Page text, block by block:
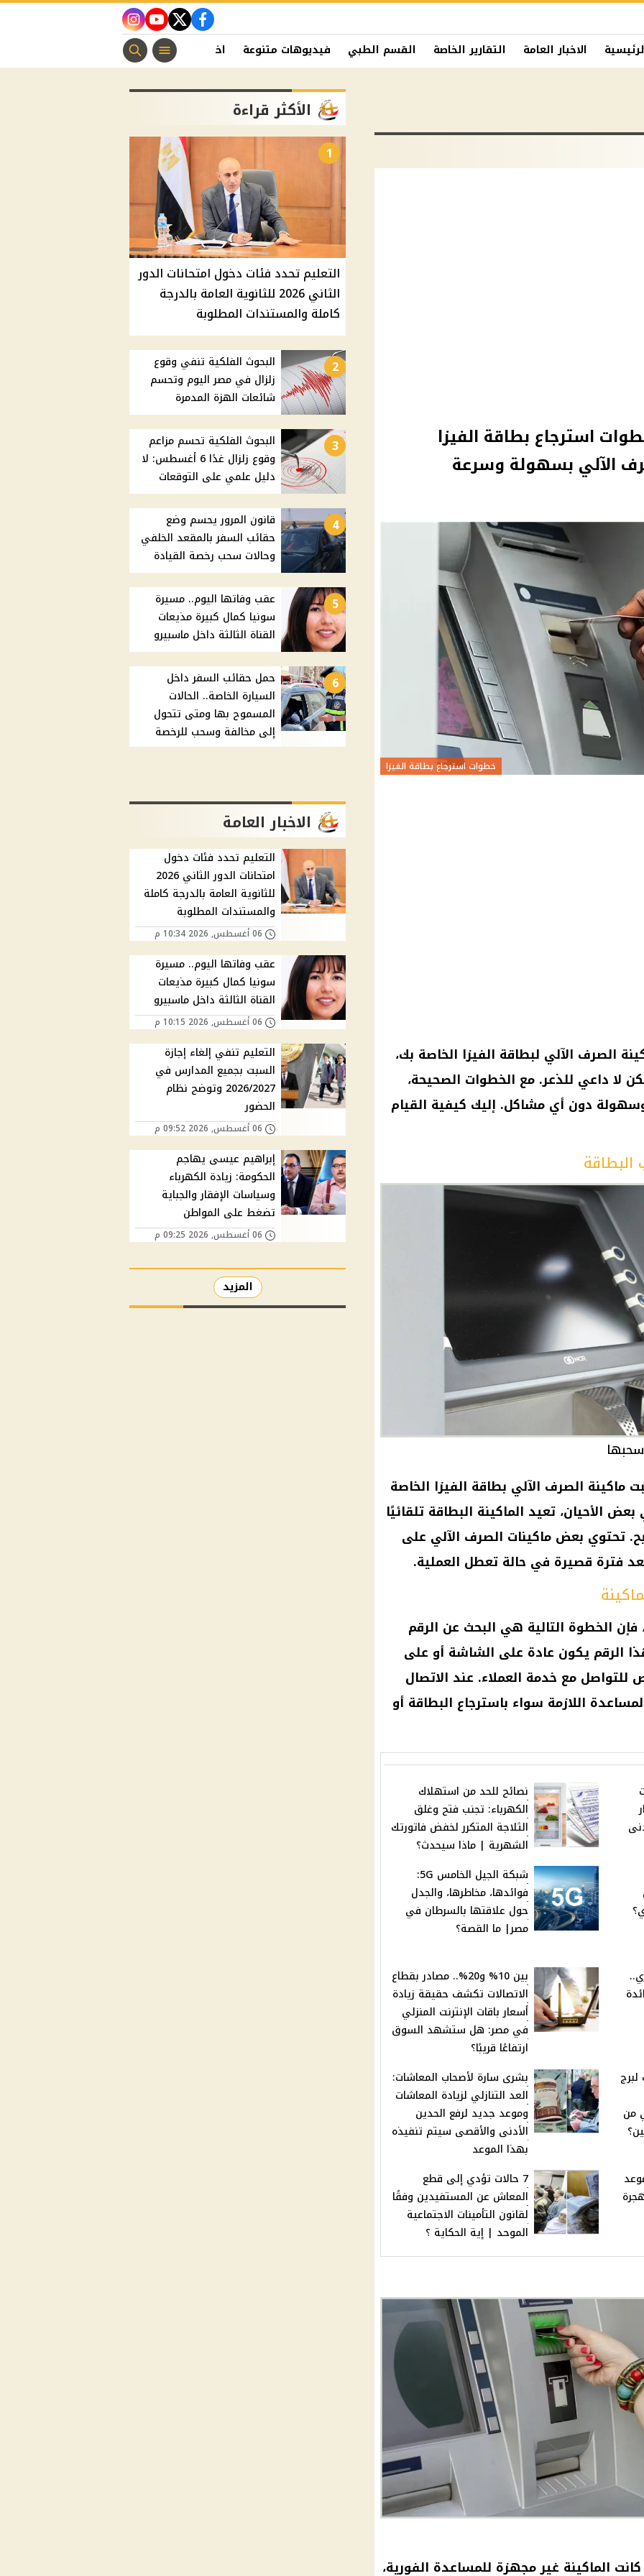
facebook
twitter
youtube
instagram
الاخبار العامة التقارير الخاصة القسم الطبي فيديوهات متنوعة اخبار الفن منوعات مسيحية
استرجاع بطاقة الفيزا
الآلي بسهولة وسرعة
خطوات استرجاع بطاقة الفيزا
الصرف الآلي لبطاقة الفيزا الخاصة بك،
لا داعي للذعر. مع الخطوات الصحيحة،
دون أي مشاكل. إليك كيفية القيام
الصرف الآلي بطاقة الفيزا الخاصة
الأحيان، تعيد الماكينة البطاقة تلقائيًا
تحتوي بعض ماكينات الصرف الآلي على
فترة قصيرة في حالة تعطل العملية.
فإن الخطوة التالية هي البحث عن الرقم
الرقم يكون عادة على الشاشة أو على
مع خدمة العملاء. عند الاتصال
اللازمة سواء باسترجاع البطاقة أو
نصائح للحد من استهلاك
الكهرباء: تجنب فتح وغلق
الثلاجة المتكرر لخفض فاتورتك
الشهرية | ماذا سيحدث؟
شبكة الجيل الخامس 5G:
فوائدها، مخاطرها، والجدل
حول علاقتها بالسرطان في
مصر| ما القصة؟
بين 10% و20%.. مصادر بقطاع
الاتصالات تكشف حقيقة زيادة
أسعار باقات الإنترنت المنزلي
في مصر: هل ستشهد السوق
ارتفاعًا قريبًا؟
من
بشرى سارة لأصحاب المعاشات:
العد التنازلي لزيادة المعاشات
وموعد جديد لرفع الحدين
الأدنى والأقصى سيتم تنفيذه
بهذا الموعد
2025: موعد
7 حالات تؤدي إلى قطع
المعاش عن المستفيدين وفقًا
لقانون التأمينات الاجتماعية
الموحد | إية الحكاية ؟
الماكينة غير مجهزة للمساعدة الفورية،
الأكثر قراءة
1
التعليم تحدد فئات دخول امتحانات الدور
الثاني 2026 للثانوية العامة بالدرجة
كاملة والمستندات المطلوبة
2
البحوث الفلكية تنفي وقوع
زلزال في مصر اليوم وتحسم
شائعات الهزة المدمرة
3
البحوث الفلكية تحسم مزاعم
وقوع زلزال غدًا 6 أغسطس: لا
دليل علمي على التوقعات
4
قانون المرور يحسم وضع
حقائب السفر بالمقعد الخلفي
وحالات سحب رخصة القيادة
5
عقب وفاتها اليوم.. مسيرة
سونيا كمال كبيرة مذيعات
القناة الثالثة داخل ماسبيرو
6
حمل حقائب السفر داخل
السيارة الخاصة.. الحالات
المسموح بها ومتى تتحول
إلى مخالفة وسحب للرخصة
الاخبار العامة
التعليم تحدد فئات دخول
امتحانات الدور الثاني 2026
للثانوية العامة بالدرجة كاملة
والمستندات المطلوبة
06 أغسطس, 2026 10:34 م
عقب وفاتها اليوم.. مسيرة
سونيا كمال كبيرة مذيعات
القناة الثالثة داخل ماسبيرو
06 أغسطس, 2026 10:15 م
التعليم تنفي إلغاء إجازة
السبت بجميع المدارس في
2026/2027 وتوضح نظام
الحضور
06 أغسطس, 2026 09:52 م
إبراهيم عيسى يهاجم
الحكومة: زيادة الكهرباء
وسياسات الإفقار والجباية
تضغط على المواطن
06 أغسطس, 2026 09:25 م
المزيد